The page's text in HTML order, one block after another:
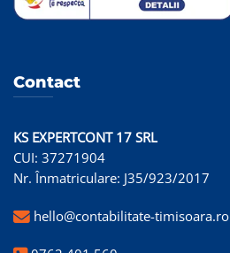
Contact
KS EXPERTCONT 17 SRL
CUI: 37271904
Nr. Înmatriculare: J35/923/2017
hello@contabilitate-timisoara.ro